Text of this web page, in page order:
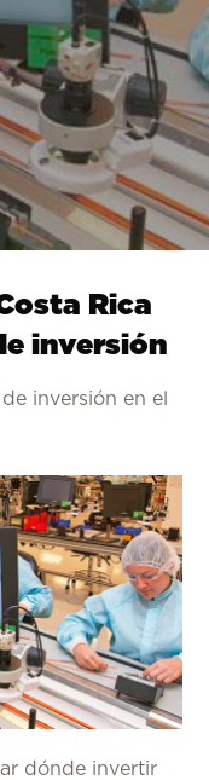
Rica
inversión
inversión en el
dónde invertir